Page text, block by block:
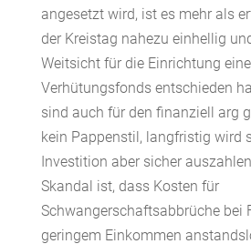
angesetzt wird, ist es mehr als
der Kreistag nahezu einhellig
Weitsicht für die Einrichtung
Verhütungsfonds entschieden
sind auch für den finanziell arg
kein Pappenstil, langfristig wird
Investition aber sicher
Skandal ist, dass Kosten für
Schwangerschaftsabbrüche bei
geringem Einkommen